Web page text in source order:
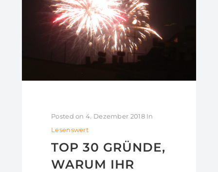
Posted on 4. Dezember 2018 In
Lesenswert
TOP 30 GRÜNDE,
WARUM IHR